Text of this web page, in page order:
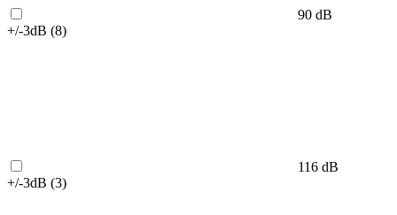
90 dB
+/-3dB (8)
116 dB
+/-3dB (3)